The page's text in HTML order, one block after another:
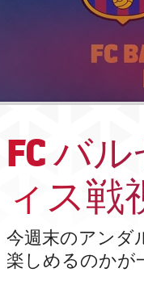
FC バ
ィス戦
今週末のアンダ
楽しめるのかが